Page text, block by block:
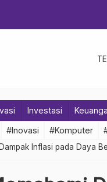
Investasi
#Inovasi #Komputer
Inflasi pada Daya